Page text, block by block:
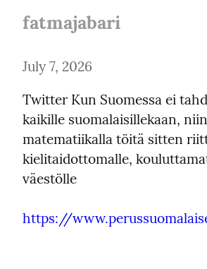
fatmajabari
July 7, 2026
Twitter Kun Suomessa ei
kaikille suomalaisillekaan,
matematiikalla töitä sitten
kielitaidottomalle,
väestölle
https://